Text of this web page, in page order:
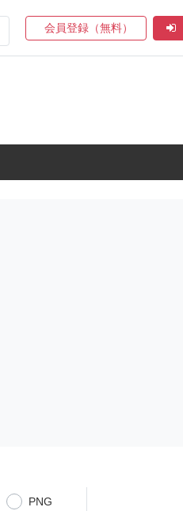
会員登録（無料）
PNG